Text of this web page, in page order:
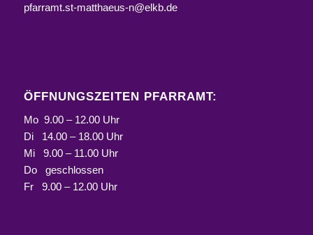
pfarramt.st-matthaeus-n@elkb.de
ÖFFNUNGSZEITEN PFARRAMT:
Mo 9.00 – 12.00 Uhr
Di 14.00 – 18.00 Uhr
Mi 9.00 – 11.00 Uhr
Do geschlossen
Fr 9.00 – 12.00 Uhr